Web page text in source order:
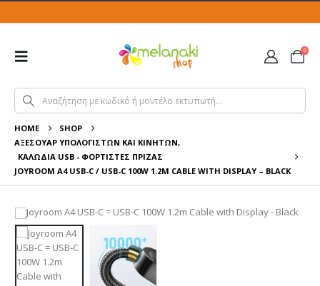
0
HOME
SHOP
ΑΞΕΣΟΥΆΡ ΥΠΟΛΟΓΙΣΤΏΝ ΚΑΙ ΚΙΝΗΤΏΝ,
ΚΑΛΏΔΙΑ USB - ΦΟΡΤΙΣΤΈΣ ΠΡΊΖΑΣ
JOYROOM A4 USB-C / USB-C 100W 1.2M CABLE WITH DISPLAY – BLACK